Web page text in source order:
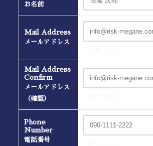
お名前
Mail Address
メールアドレス
Mail Address
Confirm
メールアドレス
（確認）
Phone
Number
電話番号